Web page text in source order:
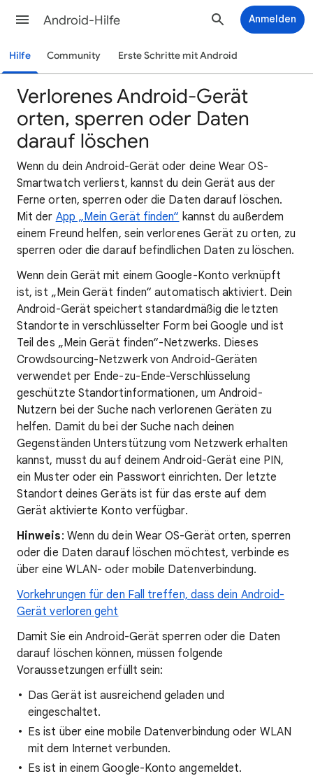
Android-Hilfe Anmelden
Hilfe Community Erste Schritte mit Android
Verlorenes Android-Gerät
orten, sperren oder Daten
darauf löschen
Wenn du dein Android-Gerät oder deine Wear OS-
Smartwatch verlierst, kannst du dein Gerät aus der
Ferne orten, sperren oder die Daten darauf löschen.
Mit der App „Mein Gerät finden“ kannst du außerdem
einem Freund helfen, sein verlorenes Gerät zu orten, zu
sperren oder die darauf befindlichen Daten zu löschen.
Wenn dein Gerät mit einem Google-Konto verknüpft
ist, ist „Mein Gerät finden“ automatisch aktiviert. Dein
Android-Gerät speichert standardmäßig die letzten
Standorte in verschlüsselter Form bei Google und ist
Teil des „Mein Gerät finden“-Netzwerks. Dieses
Crowdsourcing-Netzwerk von Android-Geräten
verwendet per Ende-zu-Ende-Verschlüsselung
geschützte Standortinformationen, um Android-
Nutzern bei der Suche nach verlorenen Geräten zu
helfen. Damit du bei der Suche nach deinen
Gegenständen Unterstützung vom Netzwerk erhalten
kannst, musst du auf deinem Android-Gerät eine PIN,
ein Muster oder ein Passwort einrichten. Der letzte
Standort deines Geräts ist für das erste auf dem
Gerät aktivierte Konto verfügbar.
Hinweis: Wenn du dein Wear OS-Gerät orten, sperren
oder die Daten darauf löschen möchtest, verbinde es
über eine WLAN- oder mobile Datenverbindung.
Vorkehrungen für den Fall treffen, dass dein Android-
Gerät verloren geht
Damit Sie ein Android-Gerät sperren oder die Daten
darauf löschen können, müssen folgende
Voraussetzungen erfüllt sein:
Das Gerät ist ausreichend geladen und
eingeschaltet.
Es ist über eine mobile Datenverbindung oder WLAN
mit dem Internet verbunden.
Es ist in einem Google-Konto angemeldet.